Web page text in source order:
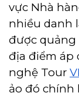
vực Nhà
nhiều danh
được quảng
địa điểm áp
nghệ Tour
ảo đó chính